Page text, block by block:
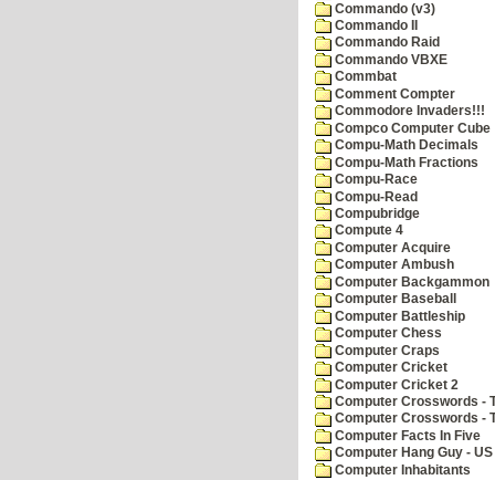
Commando (v3)
Commando II
Commando Raid
Commando VBXE
Commbat
Comment Compter
Commodore Invaders!!!
Compco Computer Cube
Compu-Math Decimals
Compu-Math Fractions
Compu-Race
Compu-Read
Compubridge
Compute 4
Computer Acquire
Computer Ambush
Computer Backgammon
Computer Baseball
Computer Battleship
Computer Chess
Computer Craps
Computer Cricket
Computer Cricket 2
Computer Crosswords -
Computer Crosswords -
Computer Facts In Five
Computer Hang Guy -
Computer Inhabitants